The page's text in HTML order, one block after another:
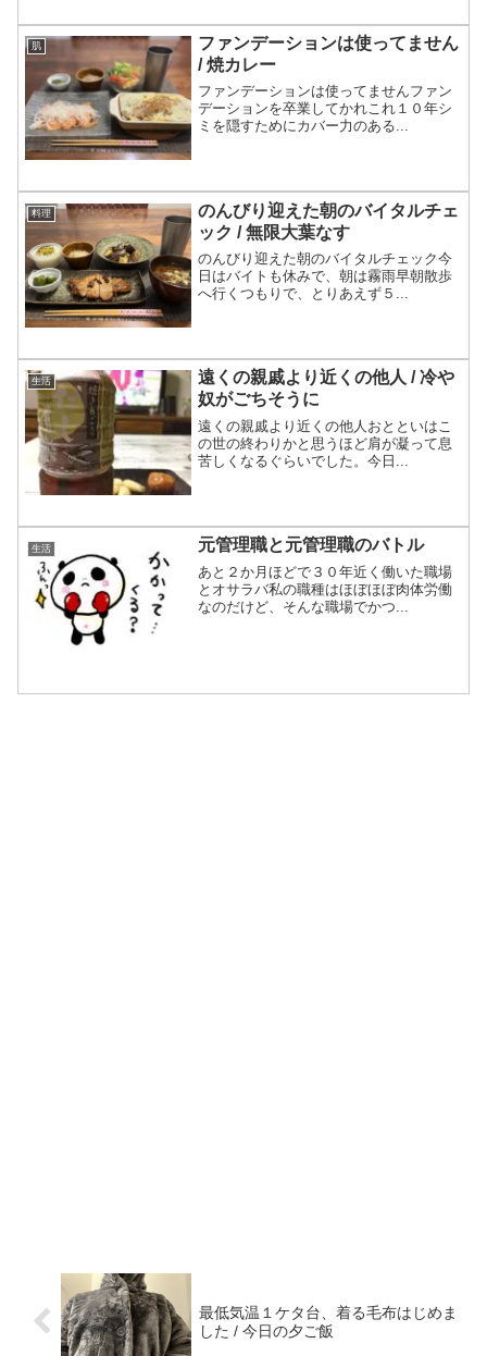
肌
ファンデーションは使ってません
/ 焼カレー
ファンデーションは使ってませんファン
デーションを卒業してかれこれ１０年シ
ミを隠すためにカバー力のある...
料理
のんびり迎えた朝のバイタルチェ
ック / 無限大葉なす
のんびり迎えた朝のバイタルチェック今
日はバイトも休みで、朝は霧雨早朝散歩
へ行くつもりで、とりあえず５...
生活
遠くの親戚より近くの他人 / 冷や
奴がごちそうに
遠くの親戚より近くの他人おとといはこ
の世の終わりかと思うほど肩が凝って息
苦しくなるぐらいでした。今日...
生活 元管理職と元管理職のバトル
あと２か月ほどで３０年近く働いた職場
とオサラバ私の職種はほぼほぼ肉体労働
なのだけど、そんな職場でかつ...
最低気温１ケタ台、着る毛布はじめま
した / 今日の夕ご飯